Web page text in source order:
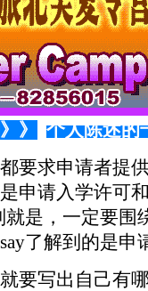
》》
个人陈述的
求申请者提供
申请入学许可
就是，一定要
了解到的是申
写出自己有哪